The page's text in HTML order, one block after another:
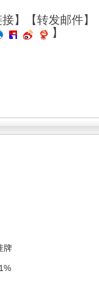
】【转发邮件】
】
牌